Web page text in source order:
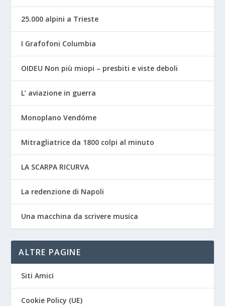
25.000 alpini a Trieste
I Grafofoni Columbia
OIDEU Non più miopi – presbiti e viste deboli
L’ aviazione in guerra
Monoplano Vendóme
Mitragliatrice da 1800 colpi al minuto
LA SCARPA RICURVA
La redenzione di Napoli
Una macchina da scrivere musica
ALTRE PAGINE
Siti Amici
Cookie Policy (UE)